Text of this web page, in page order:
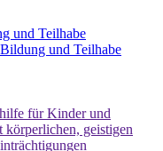
und Teilhabe
und Teilhabe
für Kinder und
körperlichen, geistigen